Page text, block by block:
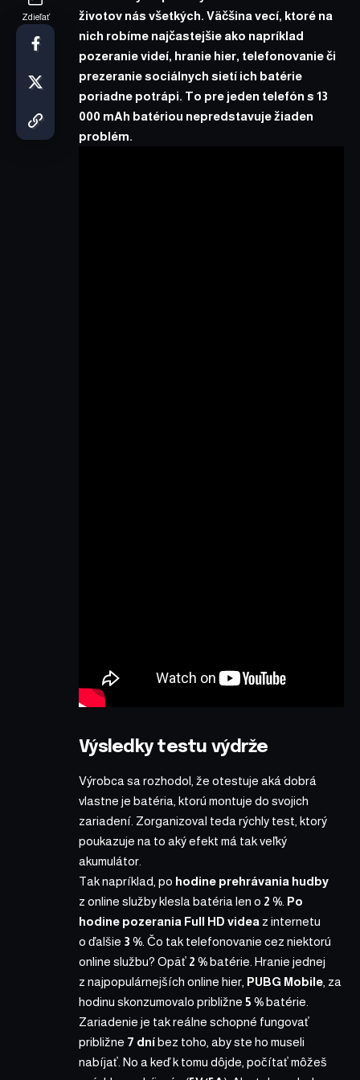
Zdieľať
životov nás všetkých. Väčšina vecí, ktoré na
nich robíme najčastejšie ako napríklad
pozeranie videí, hranie hier, telefonovanie či
prezeranie sociálnych sietí ich batérie
poriadne potrápi. To pre jeden telefón s 13
000 mAh batériou nepredstavuje žiaden
problém.
Výsledky testu výdrže
Výrobca sa rozhodol, že otestuje aká dobrá
vlastne je batéria, ktorú montuje do svojich
zariadení. Zorganizoval teda rýchly test, ktorý
poukazuje na to aký efekt má tak veľký
akumulátor.
Tak napríklad, po hodine prehrávania hudby
z online služby klesla batéria len o 2 % Po
hodine pozerania Full HD videa z internetu
o ďalšie 3 % . Čo tak telefonovanie cez niektorú
online službu? Opäť 2 %batérie. Hranie jednej
z najpopulárnejších online hier, PUBG Mobile , za
hodinu skonzumovalo približne 5 %batérie.
Zariadenie je tak reálne schopné fungovať
približne 7 dníbez toho, aby ste ho museli
nabíjať. No a keď k tomu dôjde, počítať môžeš